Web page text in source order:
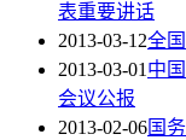
表重要讲话
2013-03-12全
2013-03-01中
会议公报
2013-02-06国